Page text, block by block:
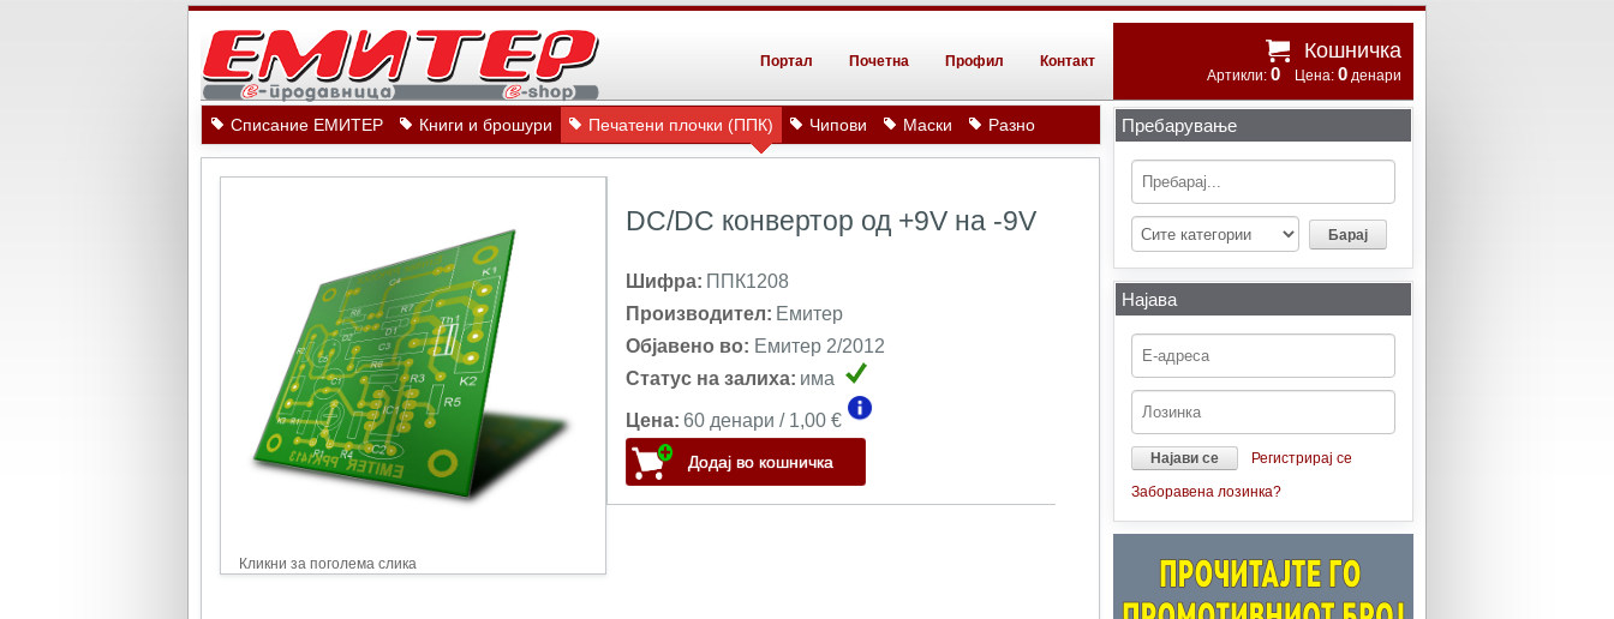
Кошничка
Артикли: 0 Цена: 0 денари
Портал Почетна Профил Контакт
Списание ЕМИТЕР Книги и брошури Печатени плочки (ППК) Чипови Маски Разно
Кликни за поголема слика
DC/DC конвертор од +9V на -9V
Шифра: ППК1208
Производител: Емитер
Објавено во: Емитер 2/2012
Статус на залиха: има
Цена: 60 денари / 1,00 €
Пребарување
Најава
Регистрирај се
Заборавена лозинка?